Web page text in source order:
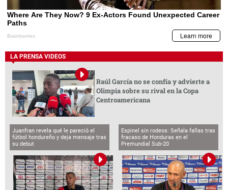
LA PRENSA VIDEOS
Raúl García no se confía y advierte a
Olimpia sobre su rival en la Copa
Centroamericana
Juanfran revela qué le pareció el
fútbol hondureño y deja mensaje tras
su debut
Espinel sin rodeos: Señala fallas tras
fracaso de Honduras en el
Premundial Sub-20